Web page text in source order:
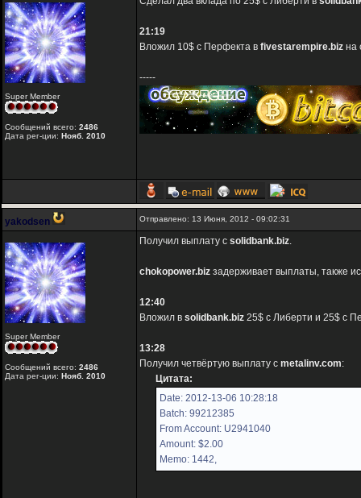
Super Member
Сообщений всего: 2486
Дата рег-ции: Нояб. 2010
21:19
Вложил 10$ с Перфекта в fivestarempire.biz на
-----
yakodsen Отправлено: 13 Июня, 2012 - 09:02:31
Super Member
Сообщений всего: 2486
Дата рег-ции: Нояб. 2010
Получил выплату с solidbank.biz.
chokopower.biz задерживает выплаты, также
12:40
Вложил в solidbank.biz 25$ с Либерти и 25$ с
13:28
Получил четвёртую выплату с metalinv.com:
Цитата:
Date: 2012-13-06 10:28:18
Batch: 99212385
From Account: U2941040
Amount: $2.00
Memo: 1442,